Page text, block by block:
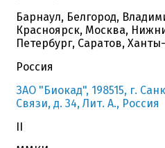
Барнаул, Белгород,
Красноярск, Москва,
Петербург, Саратов,
Россия
ЗАО "Биокад", 198515, г.
Связи, д. 34, Лит. А., Россия
II